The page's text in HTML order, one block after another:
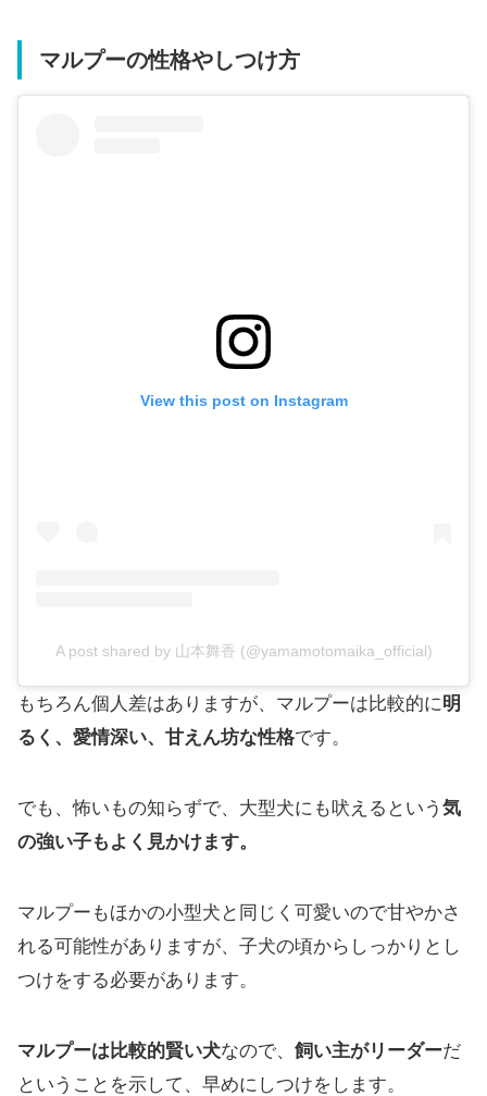
マルプーの性格やしつけ方
View this post on Instagram
A post shared by 山本舞香 (@yamamotomaika_official)
もちろん個人差はありますが、マルプーは比較的に明
るく、愛情深い、甘えん坊な性格です。
でも、怖いもの知らずで、大型犬にも吠えるという 気
の強い子もよく見かけます。
マルプーもほかの小型犬と同じく可愛いので甘やかさ
れる可能性がありますが、子犬の頃からしっかりとし
つけをする必要があります。
マルプーは比較的賢い犬なので、 飼い主がリーダーだ
ということを示して、早めにしつけをします。